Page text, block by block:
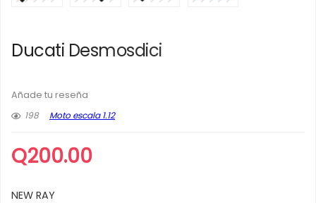
Ducati Desmosdici
Añade tu reseña
198
Moto escala 1.12
Q200.00
NEW RAY